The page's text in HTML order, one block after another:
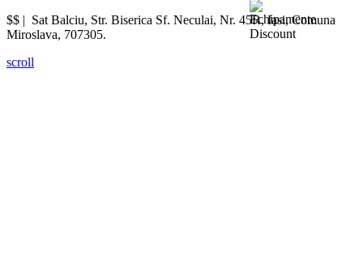
$$ | Sat Balciu, Str. Biserica Sf. Neculai, Nr. 45R,Iasi,Comuna
Miroslava, 707305.
scroll